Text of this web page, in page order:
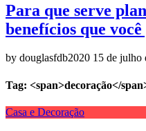
Para que serve
benefícios que
by douglasfdb2020 15 de julho
Tag: <span>decoração</
Casa e Decoração